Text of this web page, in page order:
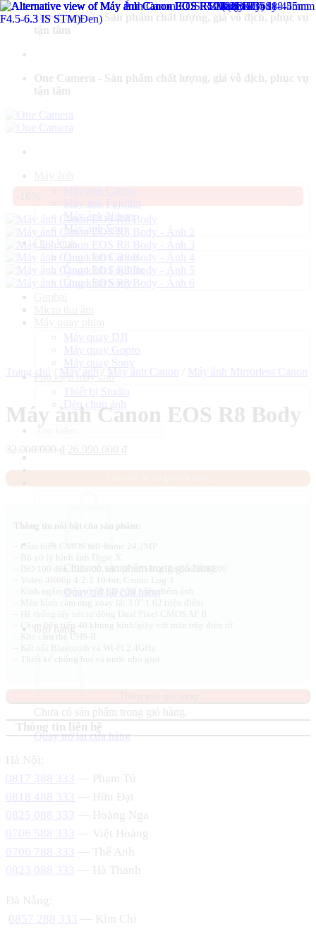
Bỏ
dung
One Camera - Sản phẩm chất lượng, giá vô địch, phục vụ
tận tâm
One Camera - Sản phẩm chất lượng, giá vô địch, phục vụ
tận tâm
Máy ảnh Canon
Máy ảnh Nikon
Máy ảnh Sony
Ống kính
Ống kính Canon
Ống kính Fujifilm
Ống kính Sony
Máy quay DJI
Máy quay Gopro
Máy quay Sony
Phụ kiện máy ảnh
Thiết bị Studio
Đèn chụp ảnh
Tìm
Chưa có sản phẩm trong giỏ hàng.
Quay trở lại cửa hàng
Trang chủ Máy ảnh / Máy ảnh Canon Máy ảnh Mirrorless Canon
Máy ảnh Canon EOS R8 Body
32.000.000₫
Giá
26.990.000 ₫
Thông tin liên hệ
Hà Nội:
0817 388 333
— Phạm Tú
0818 488 333
— Hữu Đạt
0825 088 333
— Hoàng Nga
0706 588 333
— Việt Hoàng
0706 788 333
— Thế Anh
0823 088 333
— Hà Thanh
Đà Nẵng:
0857 288 333
— Kim Chi